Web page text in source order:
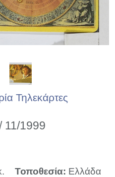
Τηλεκάρτες
1999
Τοποθεσία: Ελλάδα